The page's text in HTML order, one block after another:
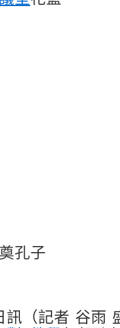
孔子
訊（記者 谷雨